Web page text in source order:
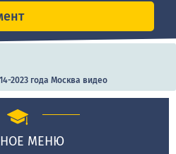
2023 года Москва видео
МЕНЮ